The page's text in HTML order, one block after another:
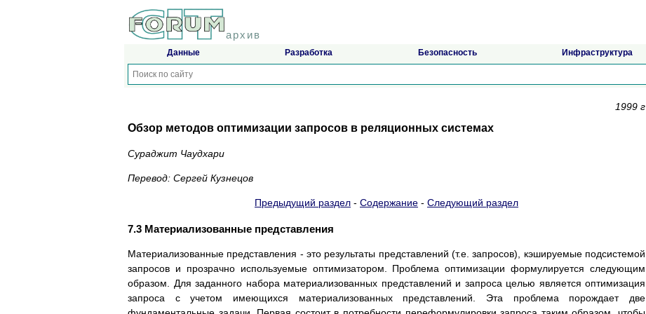
архив
Данные Разработка Безопасность Инфраструктура
1999 г
Обзор методов оптимизации запросов в реляционных системах
Сураджит Чаудхари
Перевод: Сергей Кузнецов
Предыдущий раздел - Содержание - Следующий раздел
7.3 Материализованные представления
Материализованные представления - это результаты представлений (т.е. запросов), кэшируемые подсистемой
запросов и прозрачно используемые оптимизатором. Проблема оптимизации формулируется следующим
образом. Для заданного набора материализованных представлений и запроса целью является оптимизация
запроса с учетом имеющихся материализованных представлений. Эта проблема порождает две